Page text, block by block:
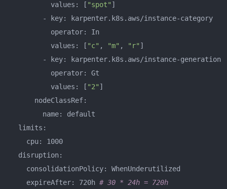
          values: [
"spot" ]
        - key: karpenter.k8s.aws/instance-category
          operator: In
          values: [
"c" , "m" , "r" ]
        - key: karpenter.k8s.aws/instance-generation
          operator: Gt
          values: [
"2" ]
      nodeClassRef:
        name: default
  limits:
    cpu: 1000
  disruption:
    consolidationPolicy: WhenUnderutilized
    expireAfter: 720h
# 30 * 24h = 720h